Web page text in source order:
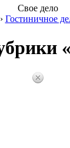
Свое дело
› Гостиничное